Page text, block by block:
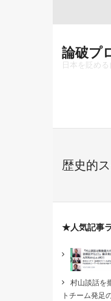
論破プ
日本を貶め
歴史的
★人気記事
村山談話を
トチーム発足